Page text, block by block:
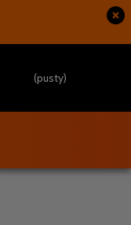
(pusty)